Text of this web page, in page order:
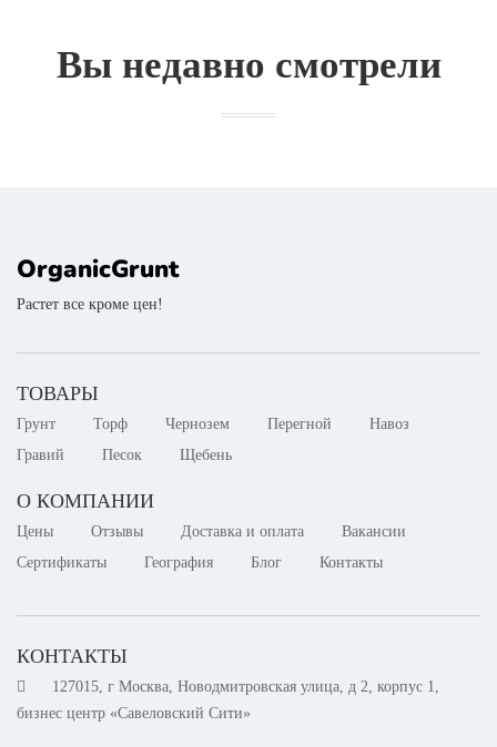
Вы недавно смотрели
OrganicGrunt
Растет все кроме цен!
ТОВАРЫ
Грунт Торф Чернозем Перегной
Навоз
Гравий
Песок Щебень
О КОМПАНИИ
Цены Отзывы Доставка и оплата
Вакансии
Сертификаты
География Блог Контакты
КОНТАКТЫ
127015, г Москва, Новодмитровская улица, д 2, корпус 1,
бизнес центр «Савеловский Сити»